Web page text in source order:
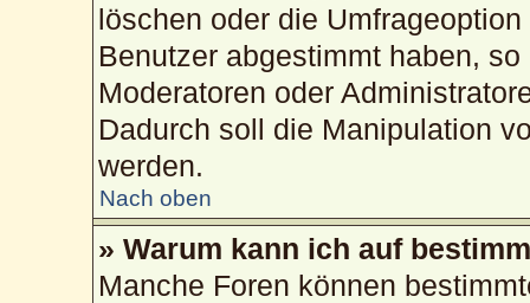
löschen oder die
Benutzer abgestimmt haben,
Moderatoren oder
Dadurch soll die Manipulation
werden.
Nach oben
» Warum kann ich auf
Manche Foren können